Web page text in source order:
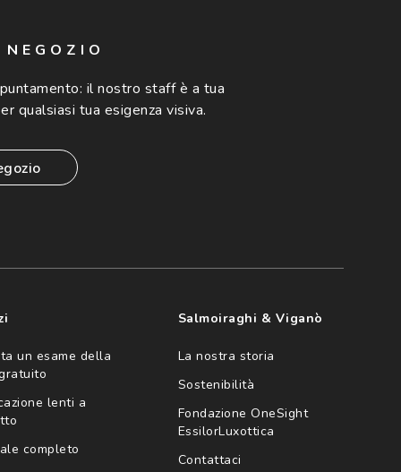
il nostro staff è a tua
qualsiasi tua esigenza visiva.
un esame della
lenti a
completo
Salmoiraghi & Viganò
La nostra storia
Sostenibilità
Fondazione OneSight
EssilorLuxottica
Contattaci